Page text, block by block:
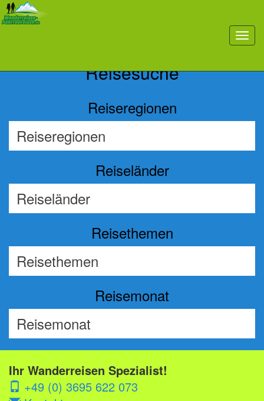
toggle
Reisesuche
Reiseregionen
Reiseländer
Reisethemen
Reisemonat
Ihr Wanderreisen Spezialist!
+49 (0) 3695 622 073